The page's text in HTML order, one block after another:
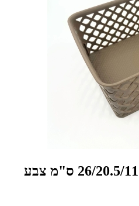
סל פלסטיק דקו מלבני 26/20.5/11 ס"מ צבע